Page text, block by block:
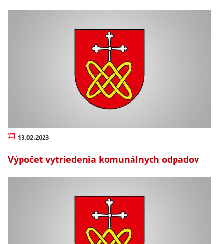
13.02.2023
Výpočet vytriedenia komunálnych odpadov